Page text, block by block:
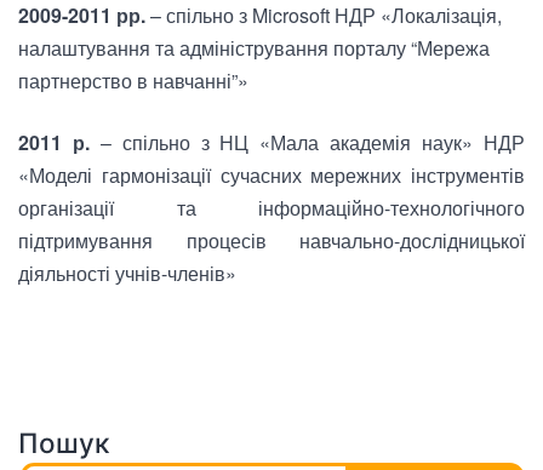
2009-2011 рр.– спільно з Microsoft НДР «Локалізація,
налаштування та адміністрування порталу “Мережа
партнерство в навчанні”»
2011 р.– спільно з НЦ «Мала академія наук» НДР
«Моделі гармонізації сучасних мережних інструментів
організації та інформаційно-технологічного
підтримування процесів навчально-дослідницької
діяльності учнів-членів»
Пошук